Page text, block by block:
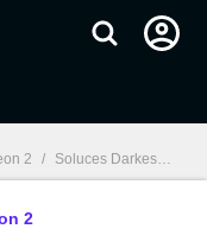
2 / Soluces Darkest Dungeon 2 : Classes, Boss et tous nos guides de jeu
2